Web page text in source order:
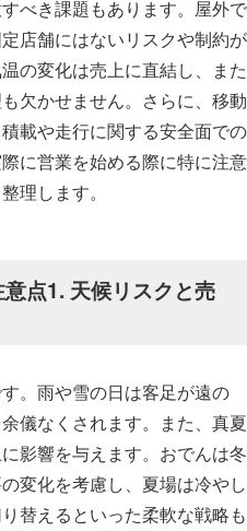
べき課題もあります。屋外で
店舗にはないリスクや制約が
の変化は売上に直結し、また
欠かせません。さらに、移動
載や走行に関する安全面での
に営業を始める際に特に注意
理します。
点1. 天候リスクと売
。雨や雪の日は客足が遠の
儀なくされます。また、真夏
影響を与えます。おでんは冬
変化を考慮し、夏場は冷やし
替えるといった柔軟な戦略も